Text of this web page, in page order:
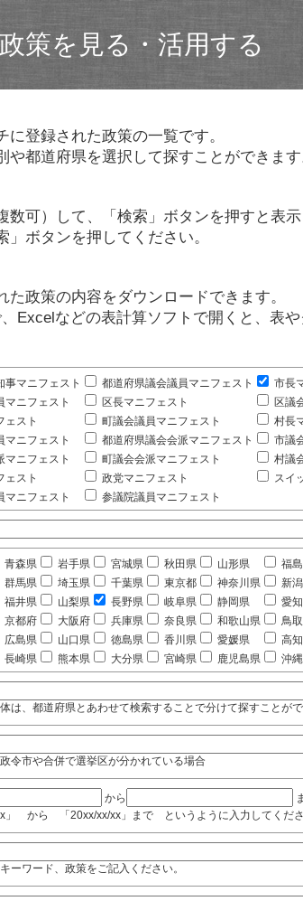
政策を見る・活用する
登録された政策の一覧です。
都道府県を選択して探すことができます
可）して、「検索」ボタンを押すと表示
ボタンを押してください。
政策の内容をダウンロードできます。
Excelなどの表計算ソフトで開くと、表
事マニフェスト 都道府県議会議員マニフェスト
市長
マニフェスト
区長マニフェスト
区議
ェスト
町議会議員マニフェスト
村長
マニフェスト
都道府県議会会派マニフェスト
市議
マニフェスト
町議会会派マニフェスト
村議
ェスト
政党マニフェスト
スイ
マニフェスト
参議院議員マニフェスト
青森県 岩手県 宮城県 秋田県 山形県 福
群馬県 埼玉県 千葉県 東京都 神奈川県 新
福井県 山梨県 長野県 岐阜県 静岡県 愛
京都府 大阪府 兵庫県 奈良県 和歌山県 鳥
広島県 山口県 徳島県 香川県 愛媛県 高
長崎県 熊本県 大分県 宮崎県 鹿児島県 沖
は、都道府県とあわせて検索することで分けて探すことがで
令市や合併で選挙区が分かれている場合
から
」 から 「20xx/xx/xx」まで というように入力してくださ
ーワード、政策をご記入ください。